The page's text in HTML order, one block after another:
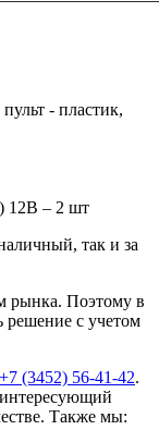
- пластик,
12В – 2 шт
так и за
рынка. Поэтому в
решение с учетом
+7 (3452) 56-41-42.
Также мы: